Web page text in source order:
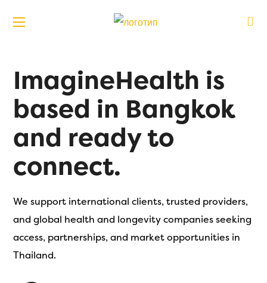
ImagineHealth is
based in Bangkok
and ready to
connect.
We support international clients, trusted providers,
and global health and longevity companies seeking
access, partnerships, and market opportunities in
Thailand.